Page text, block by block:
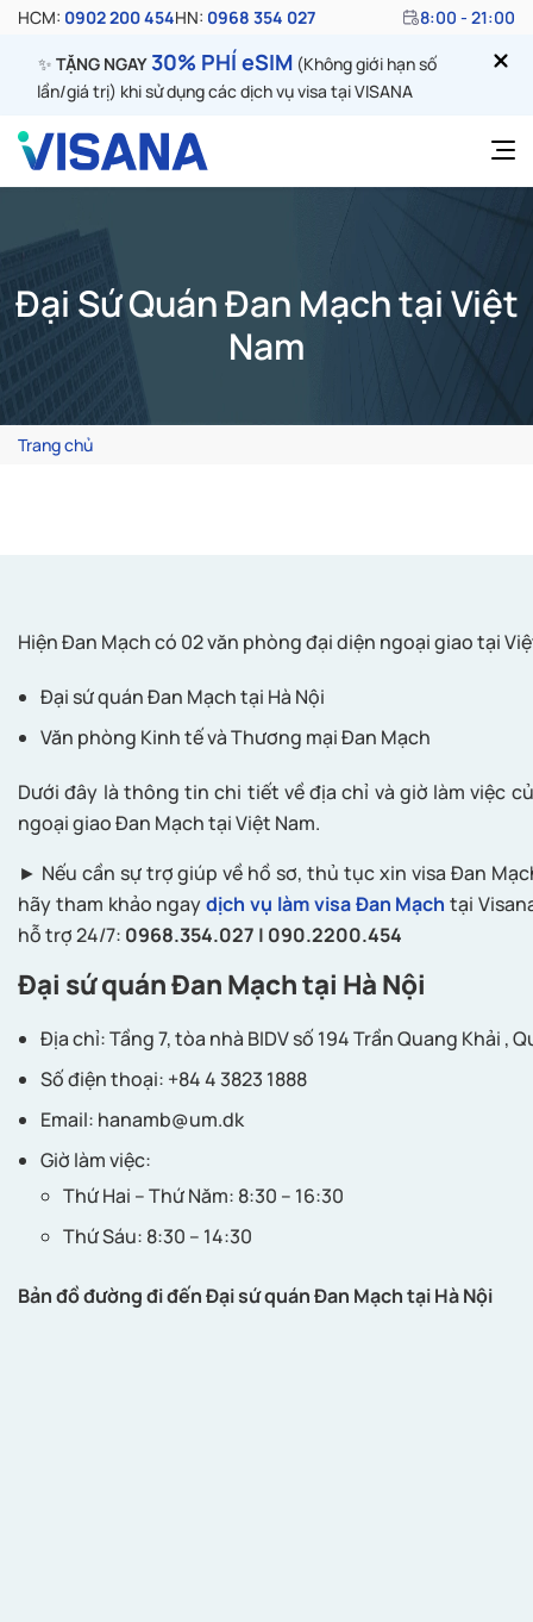
HCM: 0902 200 454HN: 0968 354 027 8:00 - 21:00
✨ TẶNG NGAY30% PHÍ eSIM (Không giới hạn số
lần/giá trị) khi sử dụng các dịch vụ visa tại VISANA
Đại Sứ Quán Đan Mạch tại Việt
Nam
Trang chủ
Hiện Đan Mạch có 02 văn phòng đại diện ngoại giao tại
Đại sứ quán Đan Mạch tại Hà Nội
Văn phòng Kinh tế và Thương mại Đan Mạch
Dưới đây là thông tin chi tiết về địa chỉ và giờ làm việc
ngoại giao Đan Mạch tại Việt Nam.
► Nếu cần sự trợ giúp về hồ sơ, thủ tục xin visa Đan
hãy tham khảo ngaydịch vụ làm visa Đan Mạch tại
hỗ trợ 24/7: 0968.354.027 | 090.2200.454
Đại sứ quán Đan Mạch tại Hà Nội
Địa chỉ: Tầng 7, tòa nhà BIDV số 194 Trần Quang Khải ,
Số điện thoại: +84 4 3823 1888
Email: hanamb@um.dk
Giờ làm việc:
Thứ Hai – Thứ Năm: 8:30 – 16:30
Thứ Sáu: 8:30 – 14:30
Bản đồ đường đi đến Đại sứ quán Đan Mạch tại Hà Nội